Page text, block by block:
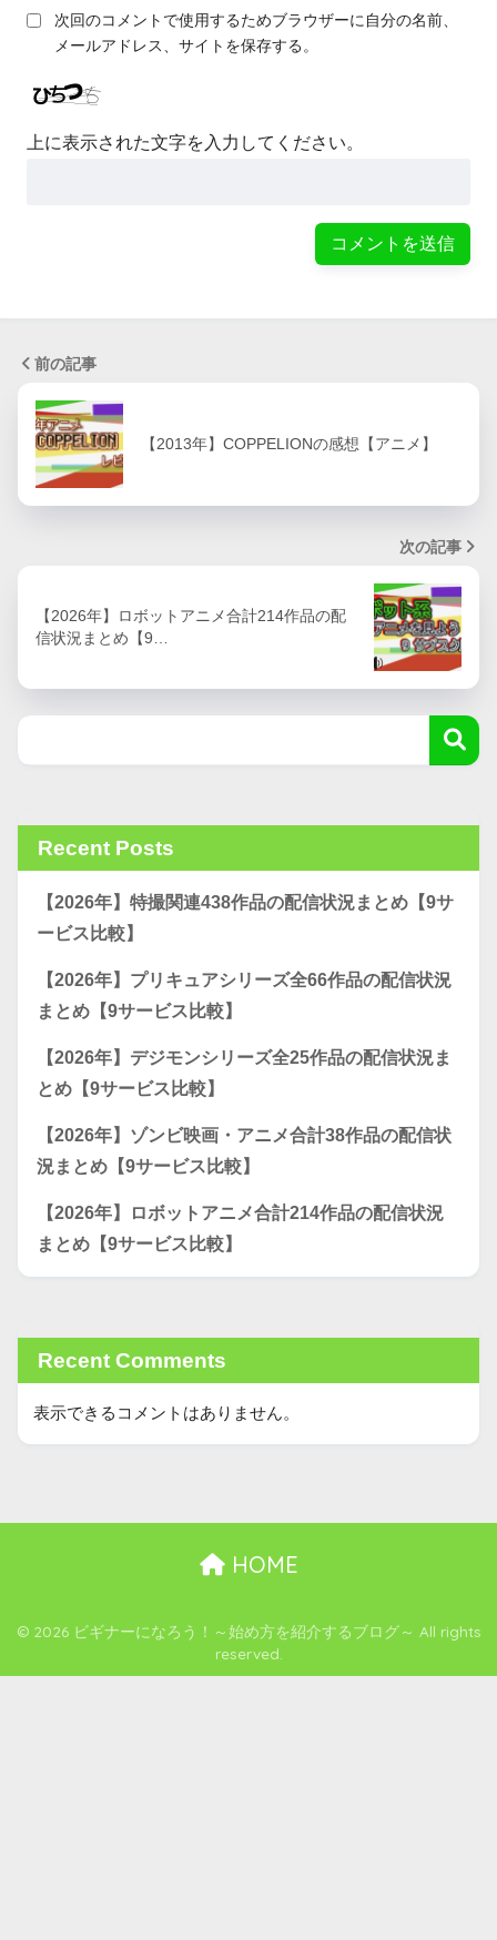
次回のコメントで使用するためブラウザーに自分の名前、
メールアドレス、サイトを保存する。
上に表示された文字を入力してください。
前の記事
【2013年】COPPELIONの感想【アニメ】
次の記事
【2026年】ロボットアニメ合計214作品の配
信状況まとめ【9…
Recent Posts
【2026年】特撮関連438作品の配信状況まとめ【9サ
ービス比較】
【2026年】プリキュアシリーズ全66作品の配信状況
まとめ【9サービス比較】
【2026年】デジモンシリーズ全25作品の配信状況ま
とめ【9サービス比較】
【2026年】ゾンビ映画・アニメ合計38作品の配信状
況まとめ【9サービス比較】
【2026年】ロボットアニメ合計214作品の配信状況
まとめ【9サービス比較】
Recent Comments
表示できるコメントはありません。
HOME
© 2026 ビギナーになろう！～始め方を紹介するブログ～ All rights
reserved.